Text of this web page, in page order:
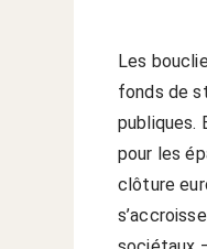
Les
fonds de
publiques.
pour les
clôture